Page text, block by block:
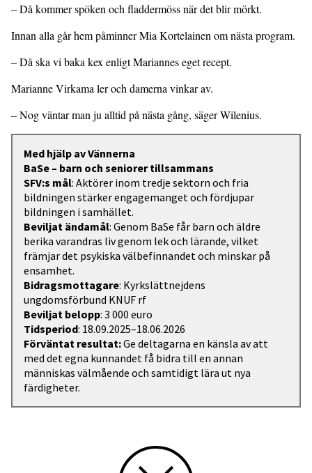
– Då kommer spöken och fladdermöss när det blir mörkt.
Innan alla går hem påminner Mia Kortelainen om nästa program.
– Då ska vi baka kex enligt Mariannes eget recept.
Marianne Virkama ler och damerna vinkar av.
– Nog väntar man ju alltid på nästa gång, säger Wilenius.
Med hjälp av Vännerna
BaSe – barn och seniorer tillsammans
SFV:s mål: Aktörer inom tredje sektorn och fria
bildningen stärker engagemanget och fördjupar
bildningen i samhället.
Beviljat ändamål: Genom BaSe får barn och äldre
berika varandras liv genom lek och lärande, vilket
främjar det psykiska välbefinnandet och minskar på
ensamhet.
Bidragsmottagare: Kyrkslättnejdens
ungdomsförbund KNUF rf
Beviljat belopp: 3 000 euro
Tidsperiod: 18.09.2025–18.06.2026
Förväntat resultat:Ge deltagarna en känsla av att
med det egna kunnandet få bidra till en annan
människas välmående och samtidigt lära ut nya
färdigheter.